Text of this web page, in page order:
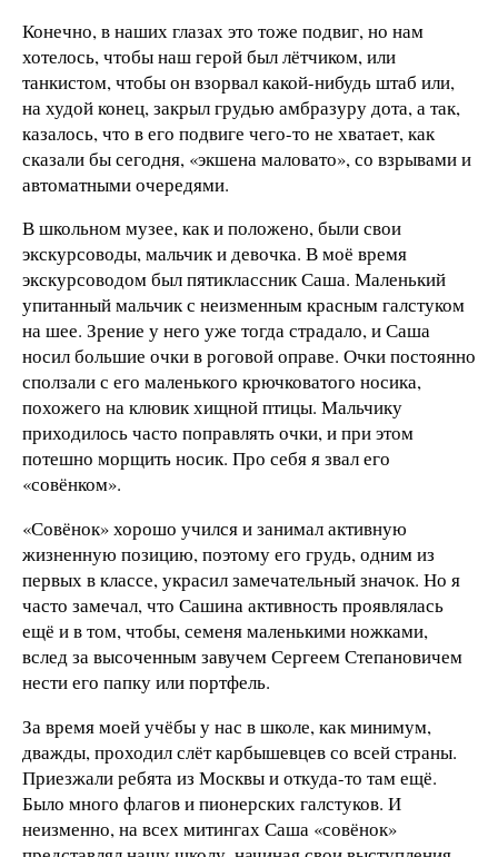
Конечно, в наших глазах это тоже подвиг, но нам
хотелось, чтобы наш герой был лётчиком, или
танкистом, чтобы он взорвал какой-нибудь штаб или,
на худой конец, закрыл грудью амбразуру дота, а так,
казалось, что в его подвиге чего-то не хватает, как
сказали бы сегодня, «экшена маловато», со взрывами и
автоматными очередями.
В школьном музее, как и положено, были свои
экскурсоводы, мальчик и девочка. В моё время
экскурсоводом был пятиклассник Саша. Маленький
упитанный мальчик с неизменным красным галстуком
на шее. Зрение у него уже тогда страдало, и Саша
носил большие очки в роговой оправе. Очки постоянно
сползали с его маленького крючковатого носика,
похожего на клювик хищной птицы. Мальчику
приходилось часто поправлять очки, и при этом
потешно морщить носик. Про себя я звал его
«совёнком».
«Совёнок» хорошо учился и занимал активную
жизненную позицию, поэтому его грудь, одним из
первых в классе, украсил замечательный значок. Но я
часто замечал, что Сашина активность проявлялась
ещё и в том, чтобы, семеня маленькими ножками,
вслед за высоченным завучем Сергеем Степановичем
нести его папку или портфель.
За время моей учёбы у нас в школе, как минимум,
дважды, проходил слёт карбышевцев со всей страны.
Приезжали ребята из Москвы и откуда-то там ещё.
Было много флагов и пионерских галстуков. И
неизменно, на всех митингах Саша «совёнок»